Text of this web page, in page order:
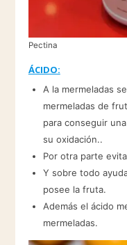
Pectina
ÁCIDO:
A la mermeladas
mermeladas de
para conseguir
su oxidación..
Por otra parte
Y sobre todo
posee la fruta.
Además el ácido
mermeladas.